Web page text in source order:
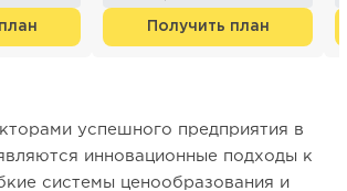
Получить план
успешного предприятия в
инновационные подходы к
системы ценообразования и